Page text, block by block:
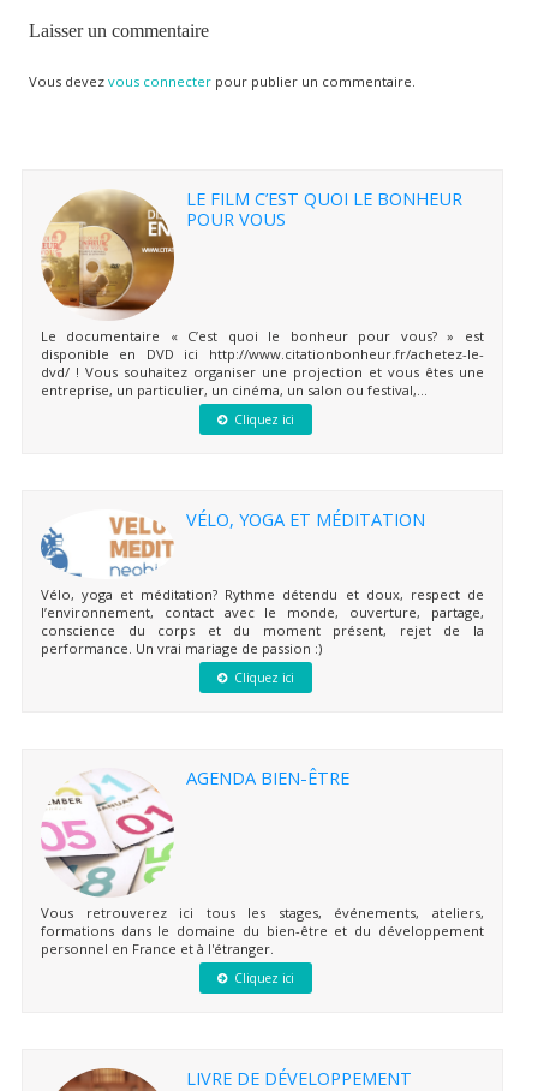
Laisser un commentaire
Vous devez vous connecterpour publier un commentaire.
LE FILM C’EST QUOI LE BONHEUR
POUR VOUS
Le documentaire « C’est quoi le bonheur pour vous? » est
disponible en DVD ici http://www.citationbonheur.fr/achetez-le-
dvd/ ! Vous souhaitez organiser une projection et vous êtes une
entreprise, un particulier, un cinéma, un salon ou festival,...
Cliquez ici
VÉLO, YOGA ET MÉDITATION
Vélo, yoga et méditation? Rythme détendu et doux, respect de
l’environnement, contact avec le monde, ouverture, partage,
conscience du corps et du moment présent, rejet de la
performance. Un vrai mariage de passion :)
Cliquez ici
AGENDA BIEN-ÊTRE
Vous retrouverez ici tous les stages, événements, ateliers,
formations dans le domaine du bien-être et du développement
personnel en France et à l'étranger.
Cliquez ici
LIVRE DE DÉVELOPPEMENT